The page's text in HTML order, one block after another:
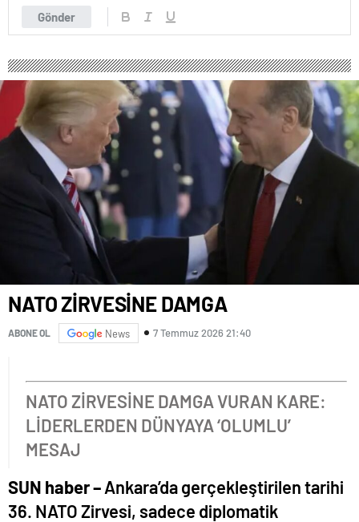
Gönder
​NATO ZİRVESİNE DAMGA
ABONE OL News 7 Temmuz 2026 21:40
​NATO ZİRVESİNE DAMGA VURAN KARE:
LİDERLERDEN DÜNYAYA ‘OLUMLU’
MESAJ
SUN haber –Ankara’da gerçekleştirilen tarihi
36. NATO Zirvesi, sadece diplomatik